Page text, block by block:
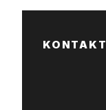
KONTAKT